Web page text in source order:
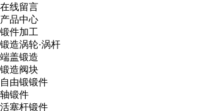
在线留言
产品中心
锻件加工
锻造涡轮·涡杆
端盖锻造
锻造阀块
自由锻锻件
轴锻件
活塞杆锻件